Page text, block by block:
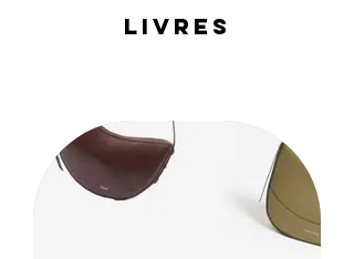
LIVRES